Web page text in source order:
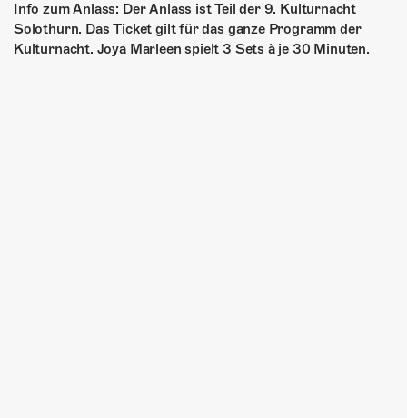
Info zum Anlass: Der Anlass ist Teil der 9. Kulturnacht
Solothurn. Das Ticket gilt für das ganze Programm der
Kulturnacht. Joya Marleen spielt 3 Sets à je 30 Minuten.